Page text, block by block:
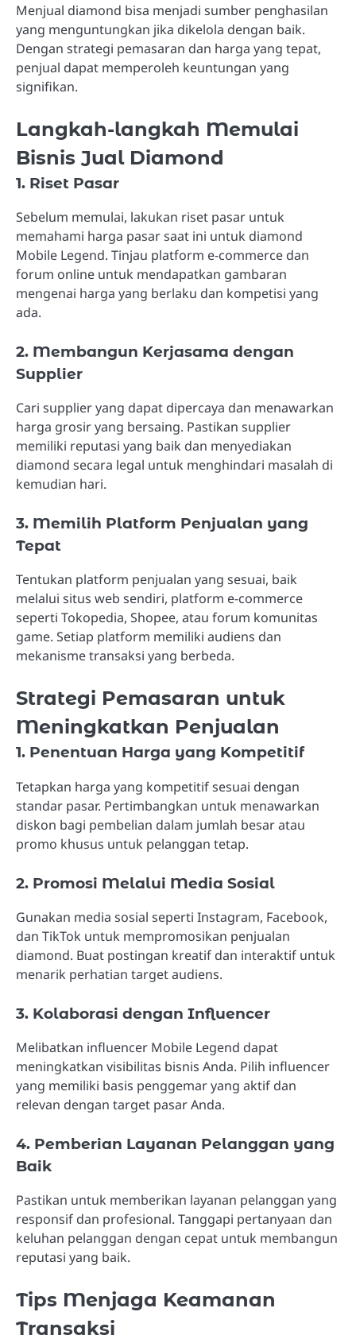
Menjual diamond bisa menjadi sumber penghasilan
yang menguntungkan jika dikelola dengan baik.
Dengan strategi pemasaran dan harga yang tepat,
penjual dapat memperoleh keuntungan yang
signifikan.
Langkah-langkah Memulai
Bisnis Jual Diamond
1. Riset Pasar
Sebelum memulai, lakukan riset pasar untuk
memahami harga pasar saat ini untuk diamond
Mobile Legend. Tinjau platform e-commerce dan
forum online untuk mendapatkan gambaran
mengenai harga yang berlaku dan kompetisi yang
ada.
2. Membangun Kerjasama dengan
Supplier
Cari supplier yang dapat dipercaya dan menawarkan
harga grosir yang bersaing. Pastikan supplier
memiliki reputasi yang baik dan menyediakan
diamond secara legal untuk menghindari masalah di
kemudian hari.
3. Memilih Platform Penjualan yang
Tepat
Tentukan platform penjualan yang sesuai, baik
melalui situs web sendiri, platform e-commerce
seperti Tokopedia, Shopee, atau forum komunitas
game. Setiap platform memiliki audiens dan
mekanisme transaksi yang berbeda.
Strategi Pemasaran untuk
Meningkatkan Penjualan
1. Penentuan Harga yang Kompetitif
Tetapkan harga yang kompetitif sesuai dengan
standar pasar. Pertimbangkan untuk menawarkan
diskon bagi pembelian dalam jumlah besar atau
promo khusus untuk pelanggan tetap.
2. Promosi Melalui Media Sosial
Gunakan media sosial seperti Instagram, Facebook,
dan TikTok untuk mempromosikan penjualan
diamond. Buat postingan kreatif dan interaktif untuk
menarik perhatian target audiens.
3. Kolaborasi dengan Influencer
Melibatkan influencer Mobile Legend dapat
meningkatkan visibilitas bisnis Anda. Pilih influencer
yang memiliki basis penggemar yang aktif dan
relevan dengan target pasar Anda.
4. Pemberian Layanan Pelanggan yang
Baik
Pastikan untuk memberikan layanan pelanggan yang
responsif dan profesional. Tanggapi pertanyaan dan
keluhan pelanggan dengan cepat untuk membangun
reputasi yang baik.
Tips Menjaga Keamanan
Transaksi